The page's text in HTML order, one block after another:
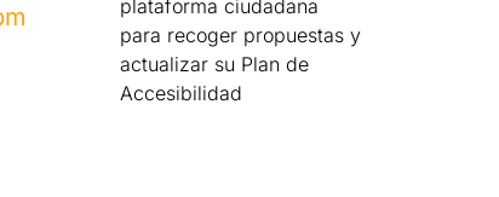
plataforma ciudadana
para recoger propuestas y
actualizar su Plan de
Accesibilidad